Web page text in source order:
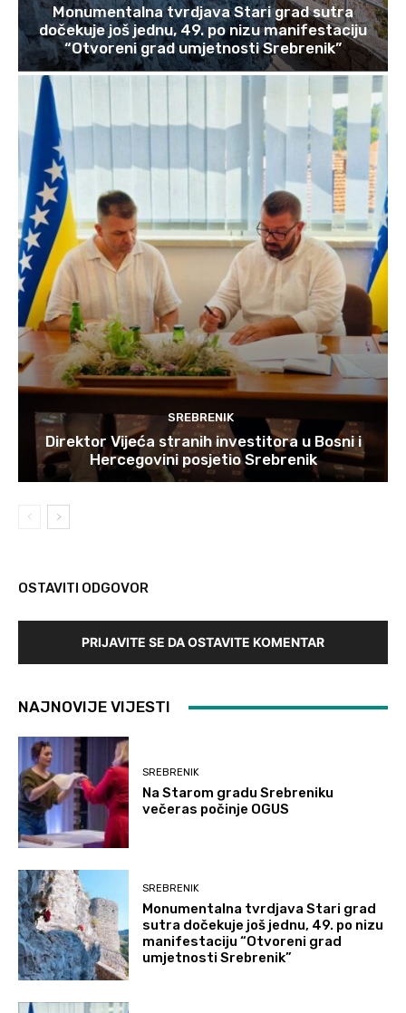
Monumentalna tvrdjava Stari grad sutra
dočekuje još jednu, 49. po nizu manifestaciju
“Otvoreni grad umjetnosti Srebrenik”
SREBRENIK
Direktor Vijeća stranih investitora u Bosni i
Hercegovini posjetio Srebrenik
OSTAVITI ODGOVOR
PRIJAVITE SE DA OSTAVITE KOMENTAR
NAJNOVIJE VIJESTI
SREBRENIK
Na Starom gradu Srebreniku
večeras počinje OGUS
SREBRENIK
Monumentalna tvrdjava Stari grad
sutra dočekuje još jednu, 49. po nizu
manifestaciju “Otvoreni grad
umjetnosti Srebrenik”